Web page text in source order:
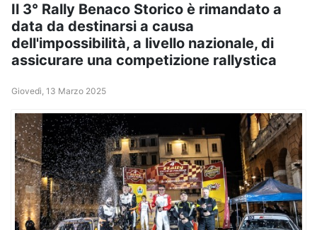
Il 3° Rally Benaco Storico è rimandato a
data da destinarsi a causa
dell'impossibilità, a livello nazionale, di
assicurare una competizione rallystica
Giovedì, 13 Marzo 2025